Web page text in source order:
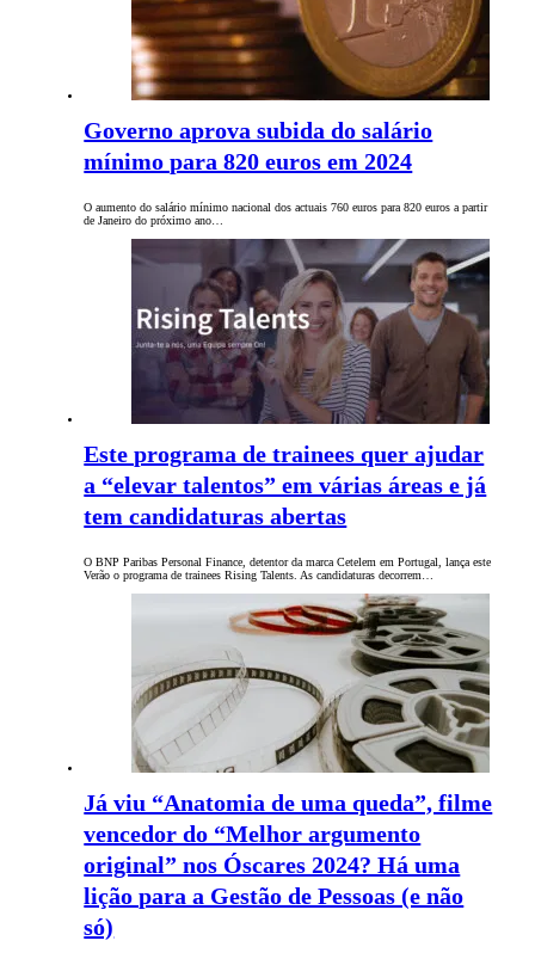
Governo aprova subida do salário
mínimo para 820 euros em 2024
O aumento do salário mínimo nacional dos actuais 760 euros para 820 euros a partir
de Janeiro do próximo ano…
Este programa de trainees quer ajudar
a “elevar talentos” em várias áreas e já
tem candidaturas abertas
O BNP Paribas Personal Finance, detentor da marca Cetelem em Portugal, lança este
Verão o programa de trainees Rising Talents. As candidaturas decorrem…
Já viu “Anatomia de uma queda”, filme
vencedor do “Melhor argumento
original” nos Óscares 2024? Há uma
lição para a Gestão de Pessoas (e não
só)